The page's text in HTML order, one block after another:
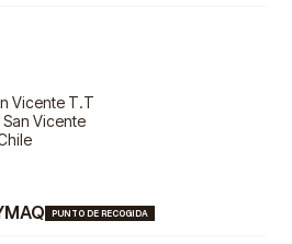
Vicente T.T
Vicente
PUNTO DE RECOGIDA